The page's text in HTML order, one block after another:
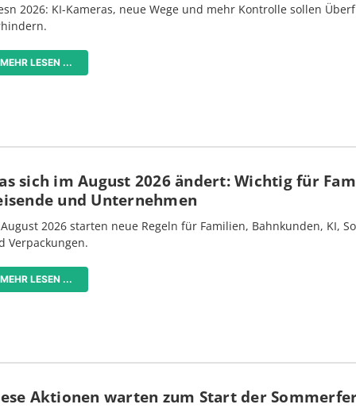
2026: KI-Kameras, neue Wege und mehr Kontrolle sollen
MEHR LESEN ...
sich im August 2026 ändert: Wichtig für
und Unternehmen
2026 starten neue Regeln für Familien, Bahnkunden, KI,
Verpackungen.
MEHR LESEN ...
Aktionen warten zum Start der